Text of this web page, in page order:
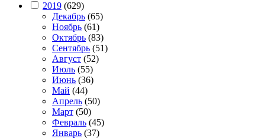
2019 (629)
Декабрь (65)
Ноябрь (61)
Октябрь (83)
Сентябрь (51)
Август (52)
Июль (55)
Июнь (36)
Май (44)
Апрель (50)
Март (50)
Февраль (45)
Январь (37)